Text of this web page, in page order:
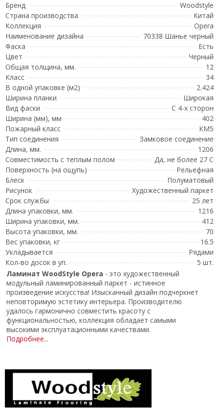
Бренд
Woodstyle
Страна производства
Китай
Коллекция
Opera
Наименование дизайна
70338 Шанье черный
Фаска
Есть
Цвет
Черный
Общая толщина, мм.
12
Класс
34
В одной упаковке (м2)
2.424
Ширина планки
Широкая
Вид фаски
С 4-х сторон
Ширина (мм), мм
402
Пожарный класс
КМ5
Тип соединения
Замковое соединение
Длина, мм.
1206
Совместимость с теплым полом
Да, не более 27 С
Поверхность (на ощупь)
Рельефная
Блеск
Полуматовый
Рисунок
Художественный паркет
Срок службы
25 лет
Длина упаковки, мм.
1216
Ширина упаковки, мм.
412
Высота упаковки, мм.
70
Вес упаковки, кг
16.5
Укладывается
Рядами
Кол-во досок в уп.
5 шт.
Ламинат WoodStyle Opera - это художественный
модульный ламинированный паркет - истинное
произведение искусства! Изысканный дизайн подчеркнет
неповторимую эстетику интерьера. Производителю
удалось гармонично совместить красоту с
функциональностью, коллекция обладает самыми
высокими эксплуатационными качествами.
Подробнее...